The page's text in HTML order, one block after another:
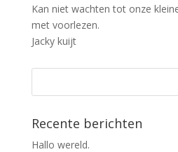
Kan niet wachten tot onze
met voorlezen.
Jacky kuijt
Recente berichten
Hallo wereld.